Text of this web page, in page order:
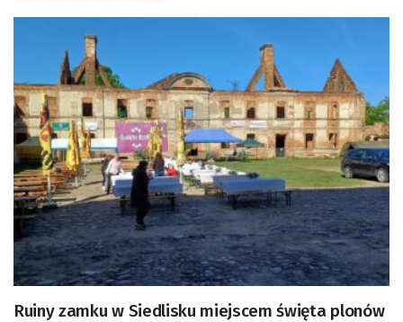
Ruiny zamku w Siedlisku miejscem święta plonów